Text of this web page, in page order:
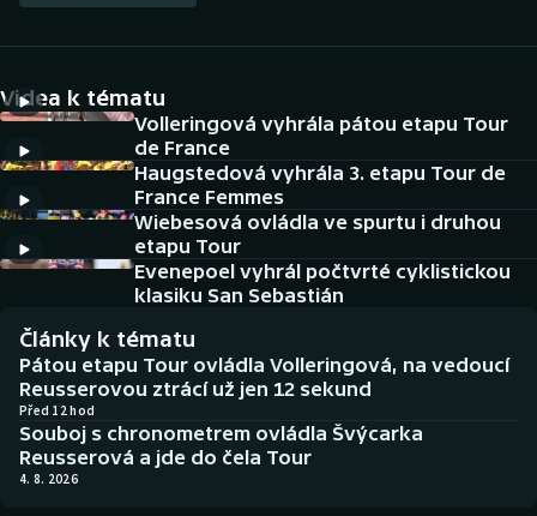
Atletika
Cyklistika
DALŠÍ SPORTY
Americký fotbal
Baseball a softbal
Basketbal
Biatlon
Boby a skeleton
NEPŘEHLÉDNĚTE
Soutěže
Historické návraty
Aplikace ČT sport
AZ kvíz
Videa k tématu
Volleringová vyhrála pátou etapu Tour
de France
Haugstedová vyhrála 3. etapu Tour de
France Femmes
Wiebesová ovládla ve spurtu i druhou
etapu Tour
Evenepoel vyhrál počtvrté cyklistickou
klasiku San Sebastián
Články k tématu
Pátou etapu Tour ovládla Volleringová, na vedoucí
Reusserovou ztrácí už jen 12 sekund
Před 12 hod
Souboj s chronometrem ovládla Švýcarka
Reusserová a jde do čela Tour
4. 8. 2026